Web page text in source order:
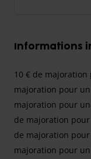
Informations
10 € de
majoration pour
majoration pour
de majoration
de majoration
majoration pour